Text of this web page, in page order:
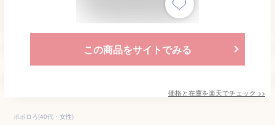
この商品をサイトでみる
価格と在庫を楽天でチェック >>
ポポロろ(40代・女性)